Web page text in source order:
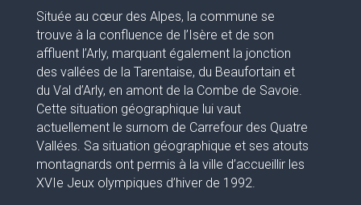
Située au cœur des Alpes, la commune se
trouve à la confluence de l’Isère et de son
affluent l’Arly, marquant également la jonction
des vallées de la Tarentaise, du Beaufortain et
du Val d’Arly, en amont de la Combe de Savoie.
Cette situation géographique lui vaut
actuellement le surnom de Carrefour des Quatre
Vallées. Sa situation géographique et ses atouts
montagnards ont permis à la ville d’accueillir les
XVIe Jeux olympiques d’hiver de 1992.